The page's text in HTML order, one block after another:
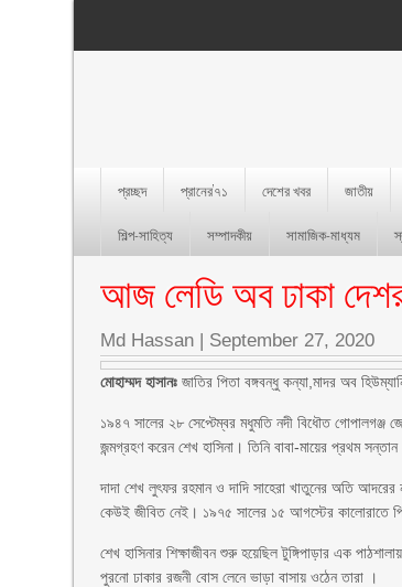
প্রচ্ছদ প্রানের’৭১ দেশের খবর জাতীয়
শিল্প-সাহিত্য
সম্পাদকীয় সামাজিক-মাধ্যম
আজ লেডি অব ঢাকা
Md Hassan | September 27, 2020
মোহাম্মদ হাসানঃ জাতির পিতা বঙ্গবন্ধু কন্যা,মাদর অব
১৯৪৭ সালের ২৮ সেপ্টেম্বর মধুমতি নদী বিধৌত গোপালগঞ্জ
জন্মগ্রহণ করেন শেখ হাসিনা। তিনি বাবা-মায়ের প্রথম
দাদা শেখ লুৎফর রহমান ও দাদি সাহেরা খাতুনের অতি আদরের
কেউই জীবিত নেই। ১৯৭৫ সালের ১৫ আগস্টের কালোরাতে
শেখ হাসিনার শিক্ষাজীবন শুরু হয়েছিল টুঙ্গিপাড়ার এক
পুরনো ঢাকার রজনী বোস লেনে ভাড়া বাসায় ওঠেন তারা ।